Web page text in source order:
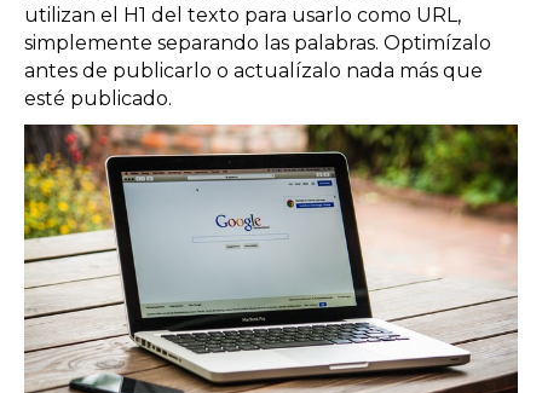
utilizan el H1 del texto para usarlo como URL,
simplemente separando las palabras. Optimízalo
antes de publicarlo o actualízalo nada más que
esté publicado.